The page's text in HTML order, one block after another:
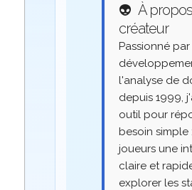
👽 À
créateur
Passionné
l'analyse de
depuis 1999,
outil pour
besoin simple
joueurs une
claire et
explorer les